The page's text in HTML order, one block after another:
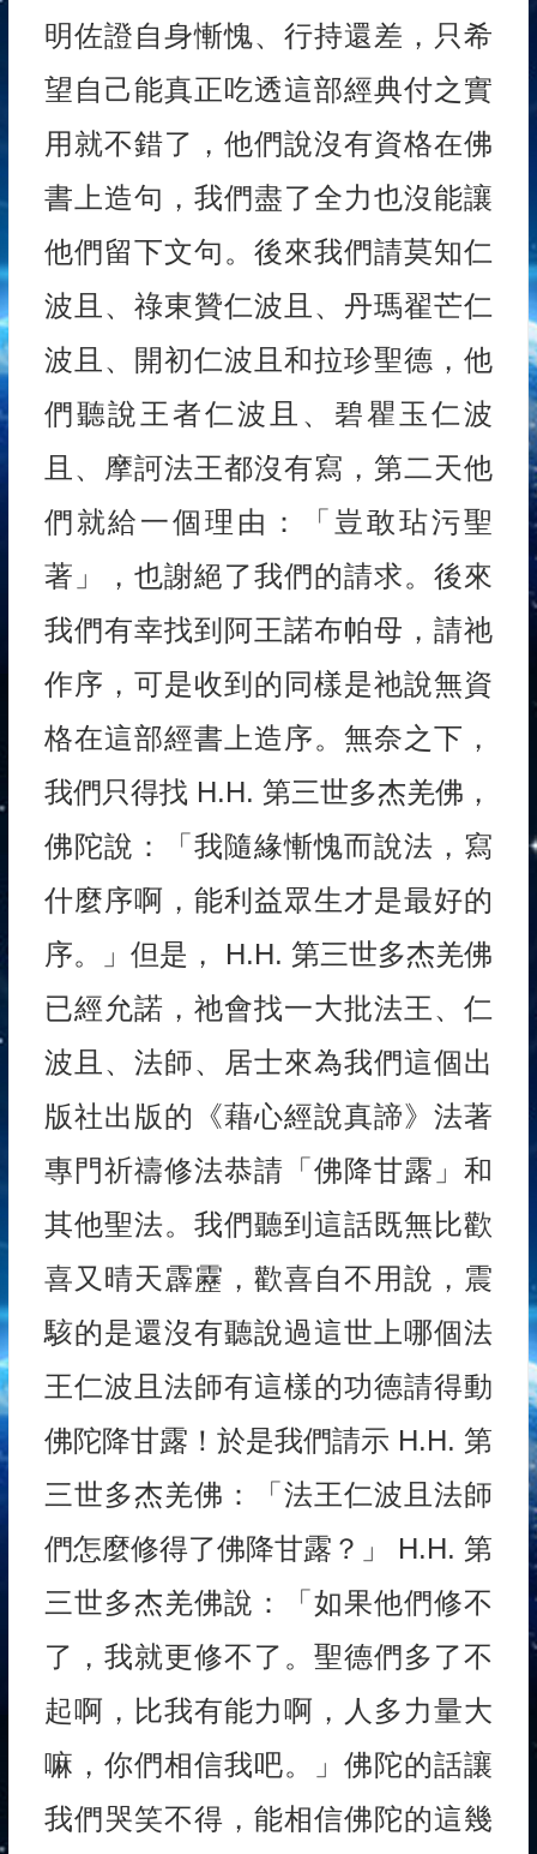
明佐證自身慚愧、行持還差，只希
望自己能真正吃透這部經典付之實
用就不錯了，他們說沒有資格在佛
書上造句，我們盡了全力也沒能讓
他們留下文句。後來我們請莫知仁
波且、祿東贊仁波且、丹瑪翟芒仁
波且、開初仁波且和拉珍聖德，他
們聽說王者仁波且、碧瞿玉仁波
且、摩訶法王都沒有寫，第二天他
們就給一個理由：「豈敢玷污聖
著」，也謝絕了我們的請求。後來
我們有幸找到阿王諾布帕母，請祂
作序，可是收到的同樣是祂說無資
格在這部經書上造序。無奈之下，
我們只得找 H.H. 第三世多杰羌佛，
佛陀說：「我隨緣慚愧而說法，寫
什麼序啊，能利益眾生才是最好的
序。」但是， H.H. 第三世多杰羌佛
已經允諾，祂會找一大批法王、仁
波且、法師、居士來為我們這個出
版社出版的《藉心經說真諦》法著
專門祈禱修法恭請「佛降甘露」和
其他聖法。我們聽到這話既無比歡
喜又晴天霹靂，歡喜自不用說，震
駭的是還沒有聽說過這世上哪個法
王仁波且法師有這樣的功德請得動
佛陀降甘露！於是我們請示 H.H. 第
三世多杰羌佛：「法王仁波且法師
們怎麼修得了佛降甘露？」 H.H. 第
三世多杰羌佛說：「如果他們修不
了，我就更修不了。聖德們多了不
起啊，比我有能力啊，人多力量大
嘛，你們相信我吧。」佛陀的話讓
我們哭笑不得，能相信佛陀的這幾